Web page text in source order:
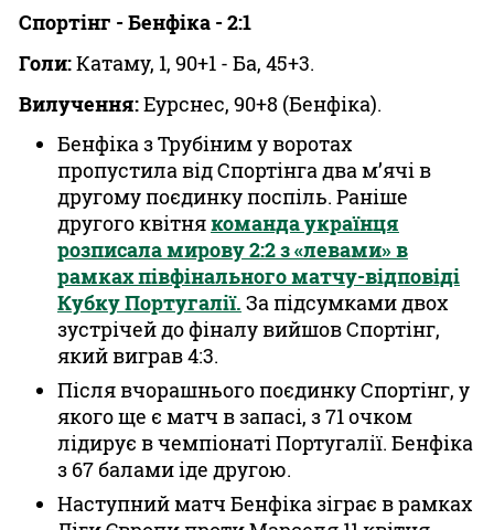
Спортінг - Бенфіка - 2:1
Голи:Катаму, 1, 90+1 - Ба, 45+3.
Вилучення:Еурснес, 90+8 (Бенфіка).
Бенфіка з Трубіним у воротах
пропустила від Спортінга два м’ячі в
другому поєдинку поспіль. Раніше
другого квітнякоманда українця
розписала мирову 2:2 з «левами» в
рамках півфінального матчу-відповіді
Кубку Португалії. За підсумками двох
зустрічей до фіналу вийшов Спортінг,
який виграв 4:3.
Після вчорашнього поєдинку Спортінг, у
якого ще є матч в запасі, з 71 очком
лідирує в чемпіонаті Португалії. Бенфіка
з 67 балами іде другою.
Наступний матч Бенфіка зіграє в рамках